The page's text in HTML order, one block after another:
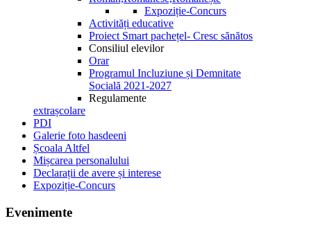
Expoziție-Concurs
Activități educative
Proiect Smart pachețel- Cresc sănătos
Consiliul elevilor
Orar
Programul Incluziune și Demnitate
Socială 2021-2027
Regulamente
extrașcolare
PDI
Galerie foto hasdeeni
Școala Altfel
Mișcarea personalului
Declarații de avere și interese
Expoziție-Concurs
Evenimente